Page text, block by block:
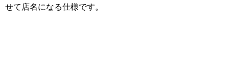
せて店名になる仕様です。